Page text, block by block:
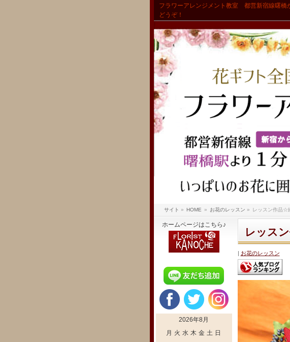
フラワーアレンジメント教室 都営新宿線曙橋
どうぞ！
サイト » HOME » お花のレッスン » レッスン作品☆
レッス
お花のレッスン
ホームページはこちら♪
2026年8月
月 火 水 木 金 土 日